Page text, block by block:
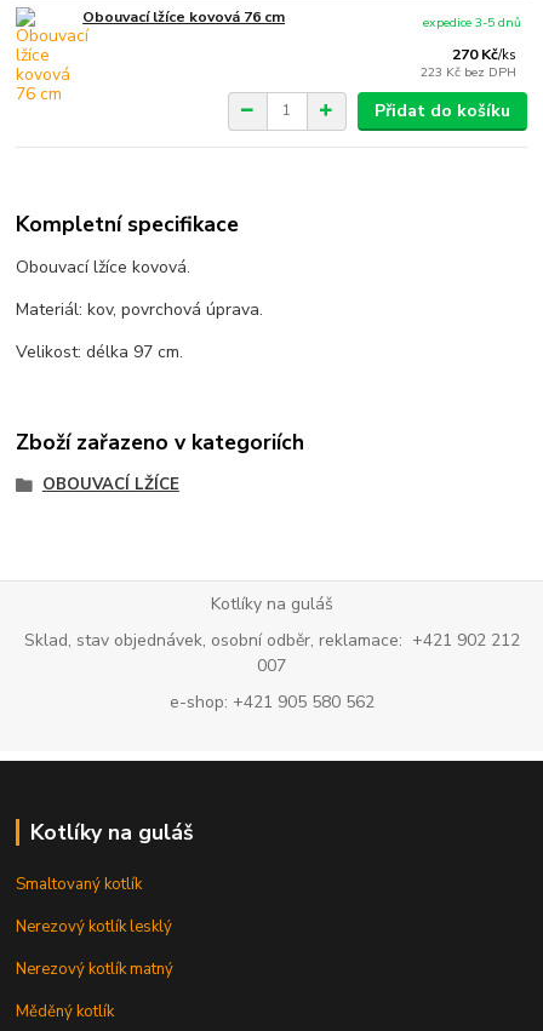
Obouvací lžíce kovová 76 cm
270 Kč/ks
223 Kč bez DPH
expedice 3-5 dnů
Přidat do košíku
Kompletní specifikace
Obouvací lžíce kovová.
Materiál: kov, povrchová úprava.
Velikost: délka 97 cm.
Zboží zařazeno v kategoriích
OBOUVACÍ LŽÍCE
Kotlíky na guláš
Sklad, stav objednávek, osobní odběr, reklamace: +421 902 212
007
e-shop: +421 905 580 562
Kotlíky na guláš
Smaltovaný kotlík
Nerezový kotlík lesklý
Nerezový kotlík matný
Měděný kotlík